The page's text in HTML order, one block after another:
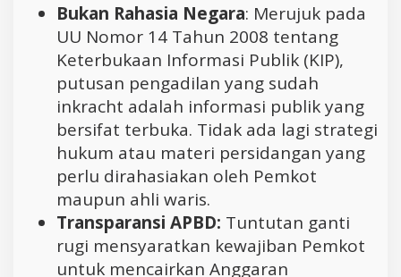
Bukan Rahasia Negara: Merujuk pada
UU Nomor 14 Tahun 2008 tentang
Keterbukaan Informasi Publik (KIP),
putusan pengadilan yang sudah
inkracht adalah informasi publik yang
bersifat terbuka. Tidak ada lagi strategi
hukum atau materi persidangan yang
perlu dirahasiakan oleh Pemkot
maupun ahli waris.
Transparansi APBD: Tuntutan ganti
rugi mensyaratkan kewajiban Pemkot
untuk mencairkan Anggaran